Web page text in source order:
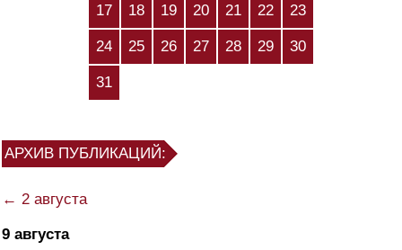
17 18 19 20 21 22 23
24 25 26 27 28 29 30
31
АРХИВ ПУБЛИКАЦИЙ:
← 2 августа
9 августа